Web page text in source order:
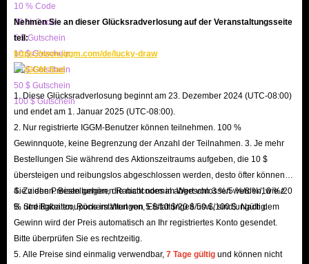
10 % Code
20 % Code
5 $ Gutschein
10 $ Gutschein
20 $ Gutschein
50 $ Gutschein
100 $ Gutschein
Nehmen Sie an dieser Glücksradverlosung auf der Veranstaltungsseite
teil:
https://www.iggm.com/de/lucky-draw
1. Diese Glücksradverlosung beginnt am 23. Dezember 2024 (UTC-08:00)
und endet am 1. Januar 2025 (UTC-08:00).
2. Nur registrierte IGGM-Benutzer können teilnehmen. 100 %
Gewinnquote, keine Begrenzung der Anzahl der Teilnahmen. 3. Je mehr
Bestellungen Sie während des Aktionszeitraums aufgeben, die 10 $
übersteigen und reibungslos abgeschlossen werden, desto öfter können
Sie ziehen. Bestellungen, die nicht normal abgeschlossen werden, wie z.
B. Streitigkeiten, Rückerstattungen, Erstattungen usw., sind ungültig.
4. Zu den Preisen gehören Rabattcodes im Wert von 3 %/5 %/8 %/10 %/20
% und Rabattcoupons im Wert von 5 $/10 $/20 $/50 $/100 $. Nach dem
Gewinn wird der Preis automatisch an Ihr registriertes Konto gesendet.
Bitte überprüfen Sie es rechtzeitig.
5. Alle Preise sind einmalig verwendbar, 7 Tage gültig und können nicht